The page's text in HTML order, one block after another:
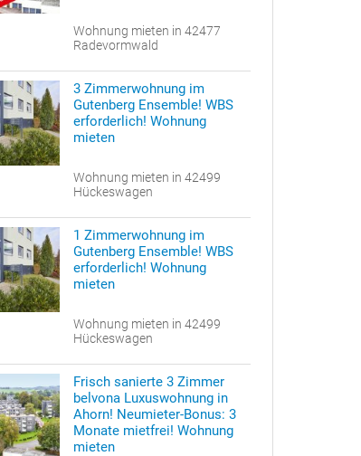
Wohnung mieten in 42477
Radevormwald
3 Zimmerwohnung im
Gutenberg Ensemble! WBS
erforderlich! Wohnung
mieten
Wohnung mieten in 42499
Hückeswagen
1 Zimmerwohnung im
Gutenberg Ensemble! WBS
erforderlich! Wohnung
mieten
Wohnung mieten in 42499
Hückeswagen
Frisch sanierte 3 Zimmer
belvona Luxuswohnung in
Ahorn! Neumieter-Bonus: 3
Monate mietfrei! Wohnung
mieten